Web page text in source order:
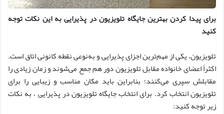
برای پیدا کردن بهترین جایگاه تلویزیون در پذیرایی به این نکات توجه
کنید
تلویزیون، یکی از مهم‌ترین اجزای پذیرایی و به‌نوعی نقطه کانونی اتاق است.
اکثراً اعضای خانواده مقابل تلویزیون دور هم جمع می‌شوند و زمان زیادی را
مقابلش سپری می‌کنند؛ بنابراین باید مکان مناسب و زیبایی را برای
تلویزیون انتخاب کرد. برای انتخاب جایگاه تلویزیون در پذیرایی ، به نکات
زیر توجه کنید: